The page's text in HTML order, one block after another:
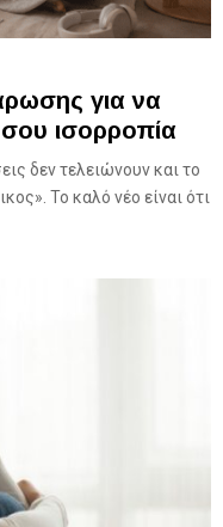
για να
σου ισορροπία
δεν τελειώνουν και το
Το καλό νέο είναι ότι